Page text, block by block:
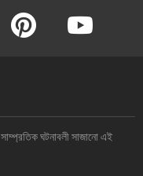
pinterest
ঘটনাবলী সাজানো এই